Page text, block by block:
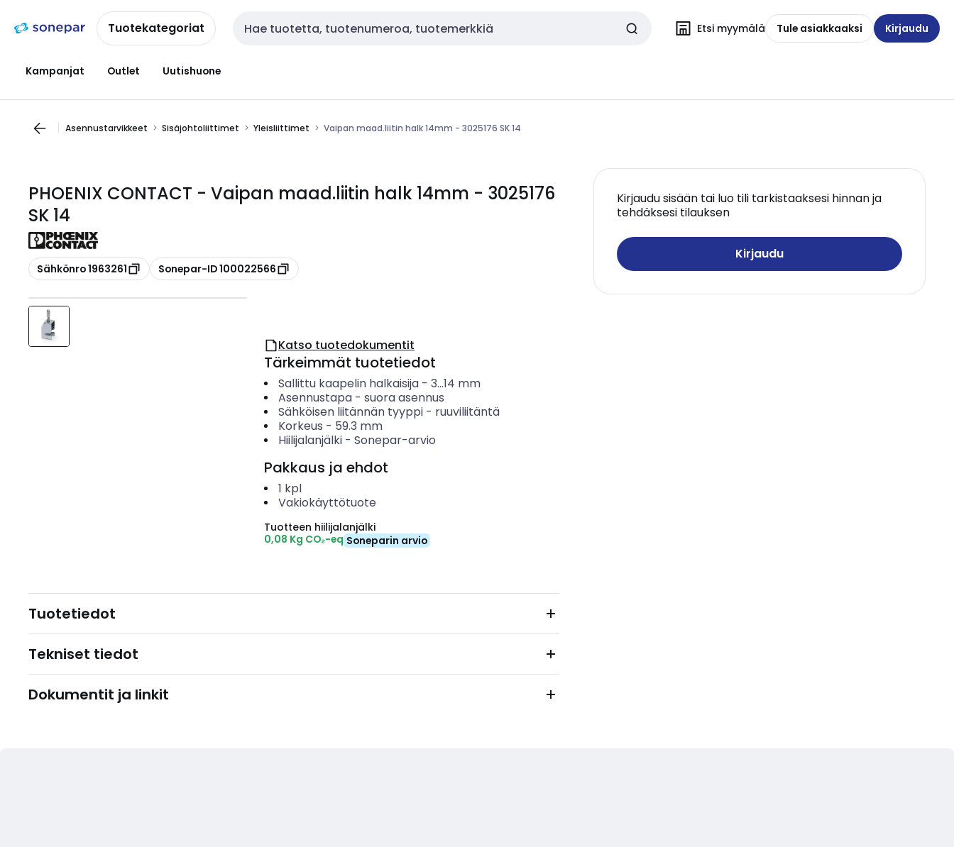
navigointiinsisältöönTuotekategoriat Haku Etsi myymälä Tule asiakkaaksi Kirjaudu
Kampanjat Outlet Uutishuone
Asennustarvikkeet Sisäjohtoliittimet Yleisliittimet Vaipan maad.liitin halk 14mm - 3025176 SK 14
PHOENIX CONTACT - Vaipan maad.liitin halk 14mm - 3025176
SK 14
Kopioi
Sähkönro 1963261 Kopioi
Sonepar-ID 100022566
Kirjaudu sisään tai luo tili tarkistaaksesi hinnan ja
tehdäksesi tilauksen
Kirjaudu
Katso tuotedokumentit
Tärkeimmät tuotetiedot
Sallittu kaapelin halkaisija- 3...14 mm
Asennustapa- suora asennus
Sähköisen liitännän tyyppi- ruuviliitäntä
Korkeus - 59.3 mm
Hiilijalanjälki- Sonepar-arvio
Pakkaus ja ehdot
1 kpl
Vakiokäyttötuote
Tuotteen hiilijalanjälki
0,08 Kg CO₂-eq Soneparin arvio
Tuotetiedot
Tekniset tiedot
Dokumentit ja linkit